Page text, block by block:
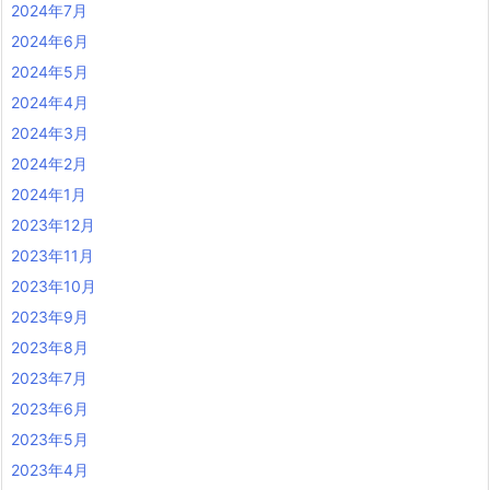
2024年7月
2024年6月
2024年5月
2024年4月
2024年3月
2024年2月
2024年1月
2023年12月
2023年11月
2023年10月
2023年9月
2023年8月
2023年7月
2023年6月
2023年5月
2023年4月